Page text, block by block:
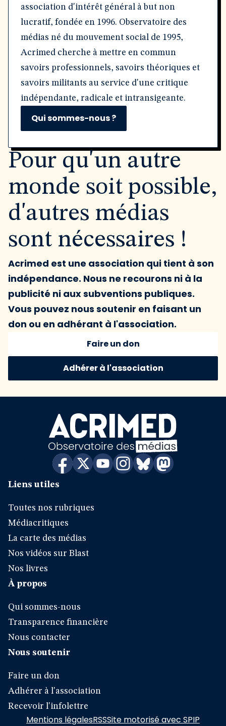
association d'intérêt général à but non
lucratif, fondée en 1996. Observatoire des
médias né du mouvement social de 1995,
Acrimed cherche à mettre en commun
savoirs professionnels, savoirs théoriques et
savoirs militants au service d'une critique
indépendante, radicale et intransigeante.
Qui sommes-nous ?
Pour qu'un autre
monde soit possible,
d'autres médias
sont nécessaires !
Acrimed est une association qui tient à son
indépendance. Nous ne recourons ni à la
publicité ni aux subventions publiques.
Vous pouvez nous soutenir en faisant un
don ou en adhérant à l'association.
Faire un don
Adhérer à l'association
Liens utiles
Toutes nos rubriques
Médiacritiques
La carte des médias
Nos vidéos sur Blast
Nos livres
À propos
Qui sommes-nous
Transparence financière
Nous contacter
Nous soutenir
Faire un don
Adhérer à l'association
Recevoir l'infolettre
Mentions légalesRSSSite motorisé avec SPIP